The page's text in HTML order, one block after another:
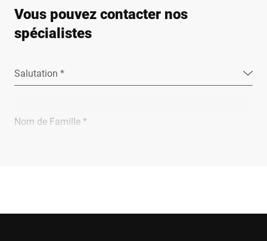
Vous pouvez contacter nos
spécialistes
Salutation *
Nom de Famille *
E-Mail *